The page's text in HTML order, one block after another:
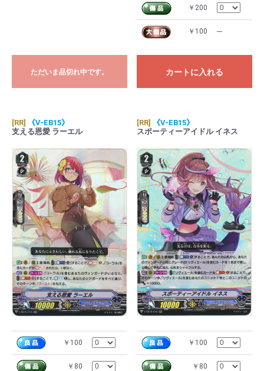
ただいま品切れ中です。
￥200
￥100 ---
カートに入れる
[RR]
《V-EB15》
支える恩愛 ラーエル
￥100
￥80
[RR]
《V-EB15》
スポーティーアイドル イネス
￥100
￥80